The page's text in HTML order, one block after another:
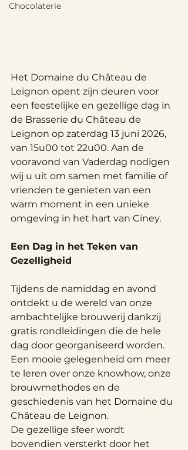
Chocolaterie
Het Domaine du Château de
Leignon opent zijn deuren voor
een feestelijke en gezellige dag in
de Brasserie du Château de
Leignon op zaterdag 13 juni 2026,
van 15u00 tot 22u00. Aan de
vooravond van Vaderdag nodigen
wij u uit om samen met familie of
vrienden te genieten van een
warm moment in een unieke
omgeving in het hart van Ciney.
Een Dag in het Teken van
Gezelligheid
Tijdens de namiddag en avond
ontdekt u de wereld van onze
ambachtelijke brouwerij dankzij
gratis rondleidingen die de hele
dag door georganiseerd worden.
Een mooie gelegenheid om meer
te leren over onze knowhow, onze
brouwmethodes en de
geschiedenis van het Domaine du
Château de Leignon.
De gezellige sfeer wordt
bovendien versterkt door het